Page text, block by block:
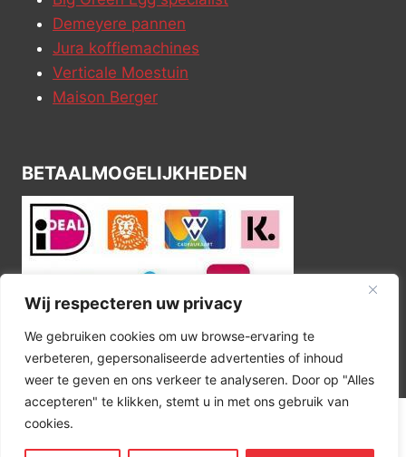
Wij respecteren uw privacy
We gebruiken cookies om uw browse-ervaring te
verbeteren, gepersonaliseerde advertenties of inhoud
weer te geven en ons verkeer te analyseren. Door op "Alles
accepteren" te klikken, stemt u in met ons gebruik van
cookies.
Demeyere pannen
Jura koffiemachines
Verticale Moestuin
Maison Berger
BETAALMOGELIJKHEDEN
© 2026 Kitchen Corner